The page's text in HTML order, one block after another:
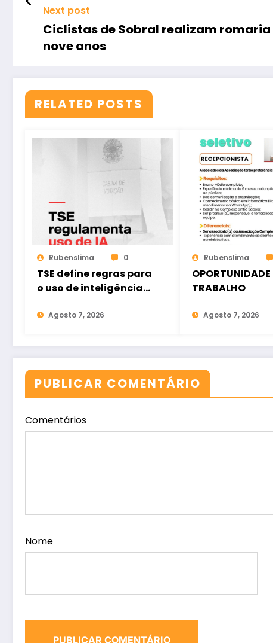
Next post
Ciclistas de Sobral realizam
nove anos
RELATED POSTS
Rubenslima 0
TSE define regras para
o uso de inteligência
artificial nas eleições
Agosto 7, 2026
Rubenslima
OPORTUNIDADE
TRABALHO
Agosto 7, 2026
PUBLICAR COMENTÁRIO
Comentários
Nome